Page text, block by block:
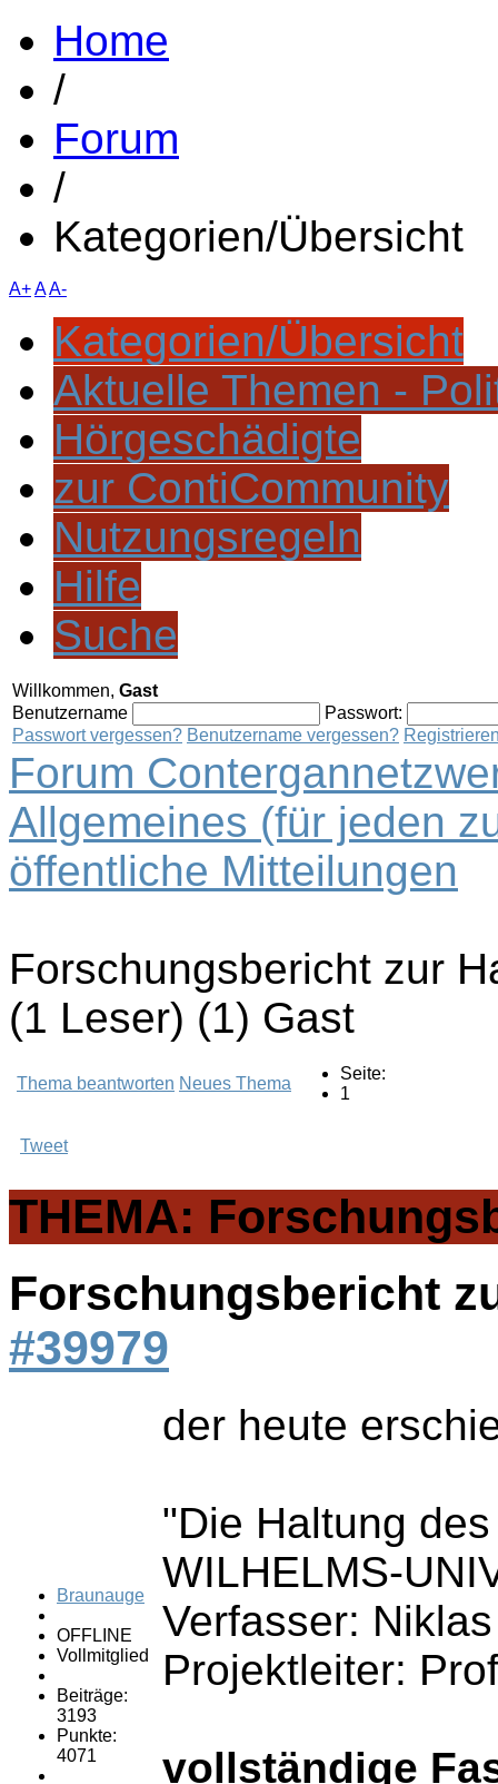
Home
/
Forum
/
Kategorien/Übersicht
A+AA-
Kategorien/Übersicht
Aktuelle Themen -
Hörgeschädigte
zur ContiCommunity
Nutzungsregeln
Hilfe
Suche
Willkommen, Gast
Benutzername
Passwort:
Passwort vergessen? Benutzername vergessen?
Forum
Allgemeines (für jeden
öffentliche Mitteilungen
Forschungsbericht zur
(1 Leser) (1) Gast
Thema beantworten Neues Thema
Seite:
1
Tweet
THEMA:
Forschungsbericht
#39979
Braunauge
OFFLINE
Vollmitglied
Beiträge:
3193
Punkte:
4071
der heute
"Die Haltung
WILHELMS-
Verfasser:
Projektleiter:
vollständige